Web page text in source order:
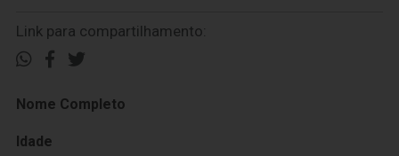
Link para compartilhamento:
Nome Completo
Idade